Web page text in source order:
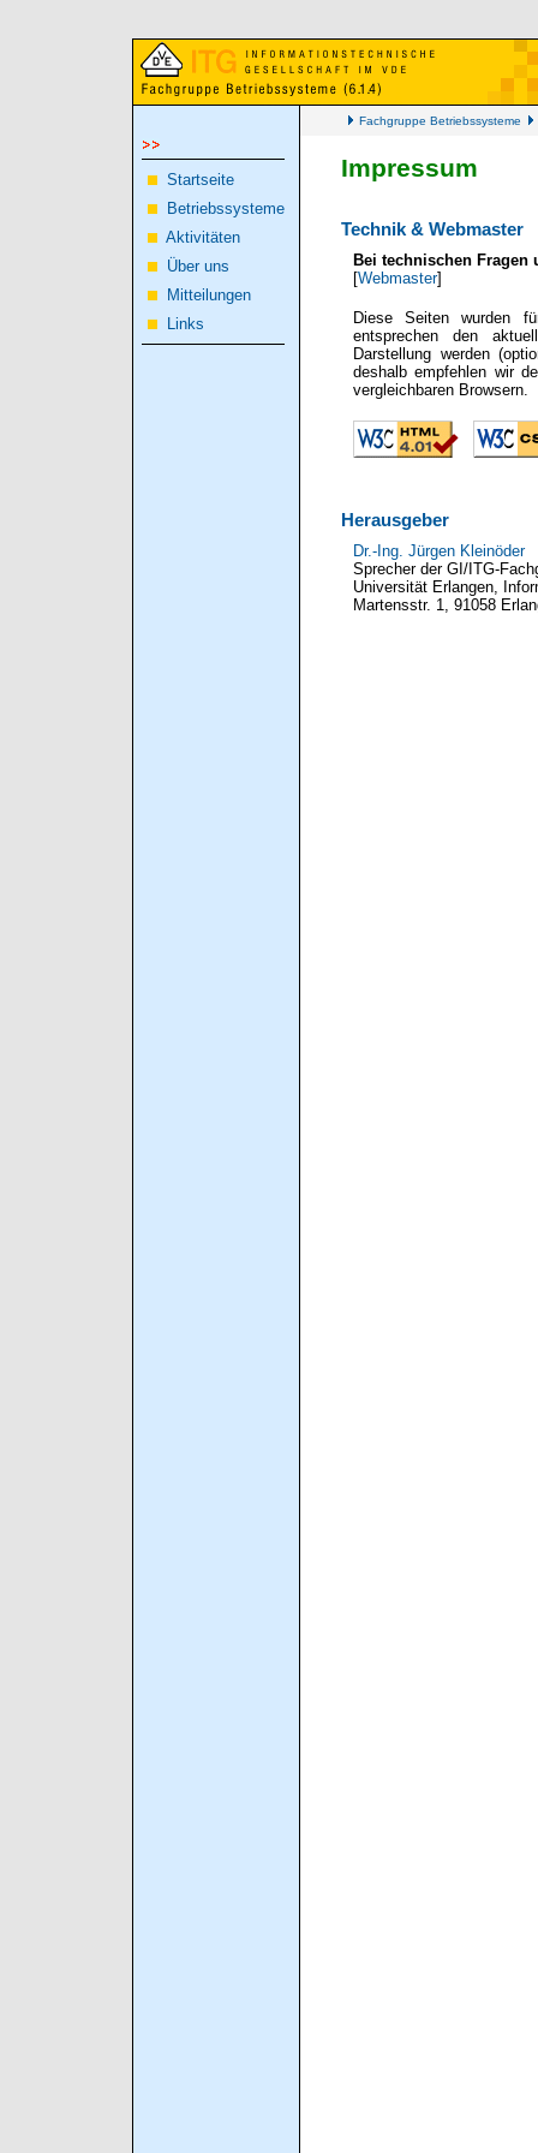
Fachgruppe Betriebssysteme
Startseite
Betriebssysteme
Aktivitäten
Über uns
Mitteilungen
Links
Impressum
Technik & Webmaster
Bei technischen
[Webmaster]
Diese Seiten wurden
entsprechen den
Darstellung werden
deshalb empfehlen wir
vergleichbaren Browsern.
Herausgeber
Dr.-Ing. Jürgen Kleinöder
Sprecher der GI/ITG-
Universität Erlangen,
Martensstr. 1, 91058